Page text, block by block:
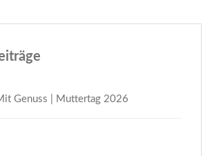
Genuss | Muttertag 2026